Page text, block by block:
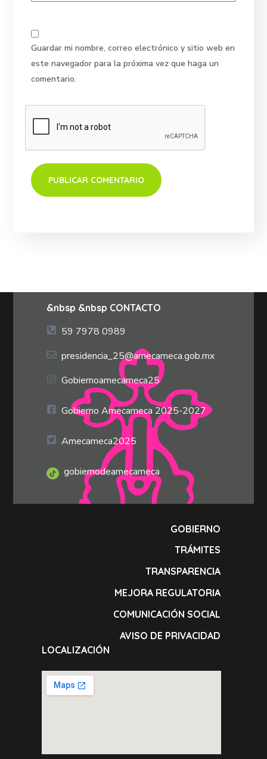
Guardar mi nombre, correo electrónico y sitio web en
este navegador para la próxima vez que haga un
comentario.
&nbsp &nbsp CONTACTO
59 7978 0989
presidencia_25@amecameca.gob.mx
Gobiernoamecameca25
Gobierno Amecameca 2025-2027
Amecameca2025
gobiernodeamecameca
GOBIERNO
TRÁMITES
TRANSPARENCIA
MEJORA REGULATORIA
COMUNICACIÓN SOCIAL
AVISO DE PRIVACIDAD
LOCALIZACIÓN